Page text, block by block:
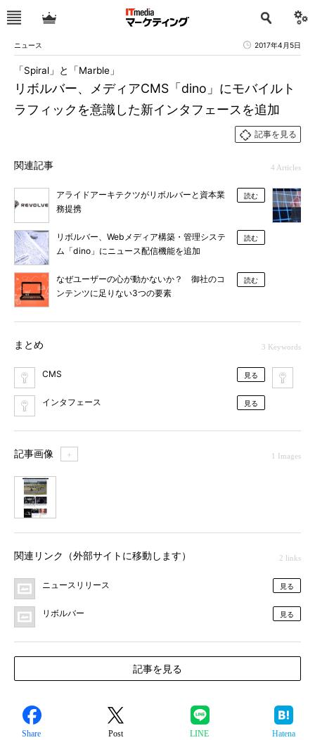
ニュース 2017年4月5日
リボルバー、メディアCMS「dino」にモバイルト
ラフィックを意識した新インタフェースを追加
「Spiral」と「Marble」
記事を見る
関連記事 4 Articles
アライドアーキテクツがリボルバーと資本業
務提携
読む
リボルバー、Webメディア構築・管理システ
ム「dino」にニュース配信機能を追加
読む
なぜユーザーの心が動かないか？ 御社のコ
ンテンツに足りない3つの要素
読む
まとめ 3 Keywords
CMS 見る
インタフェース 見る
記事画像 ＋ 1 Images
関連リンク（外部サイトに移動します） 2 links
ニュースリリース 見る
リボルバー 見る
記事を見る
Share Post LINE Hatena